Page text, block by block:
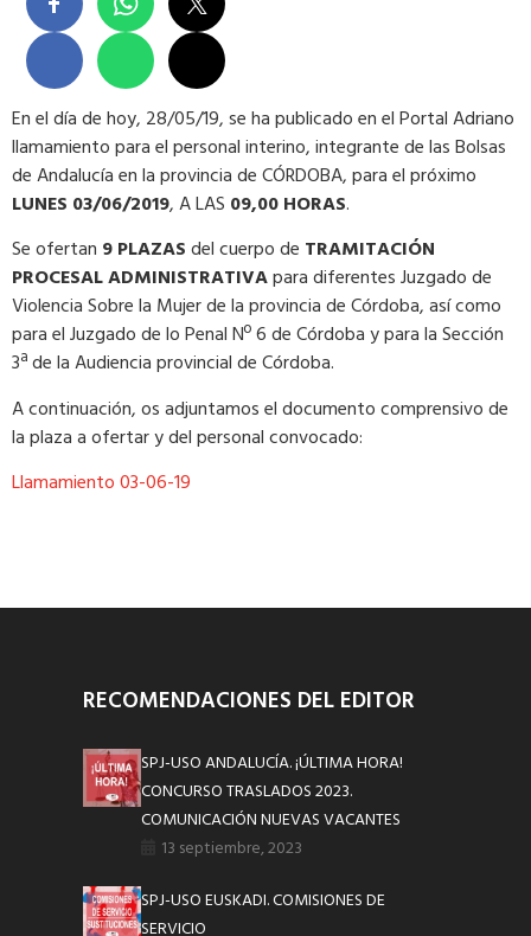
En el día de hoy, 28/05/19, se ha publicado en el Portal Adriano
llamamiento para el personal interino, integrante de las Bolsas
de Andalucía en la provincia de CÓRDOBA, para el próximo
LUNES 03/06/2019, A LAS 09,00 HORAS.
Se ofertan 9 PLAZASdel cuerpo de TRAMITACIÓN
PROCESAL ADMINISTRATIVApara diferentes Juzgado de
Violencia Sobre la Mujer de la provincia de Córdoba, así como
para el Juzgado de lo Penal Nº 6 de Córdoba y para la Sección
3ª de la Audiencia provincial de Córdoba.
A continuación, os adjuntamos el documento comprensivo de
la plaza a ofertar y del personal convocado:
Llamamiento 03-06-19
RECOMENDACIONES DEL EDITOR
SPJ-USO ANDALUCÍA. ¡ÚLTIMA HORA!
CONCURSO TRASLADOS 2023.
COMUNICACIÓN NUEVAS VACANTES
13 septiembre, 2023
SPJ-USO EUSKADI. COMISIONES DE
SERVICIO